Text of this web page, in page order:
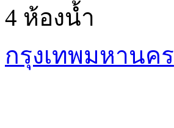
4 ห้องน้ำ
กรุงเทพมหานคร